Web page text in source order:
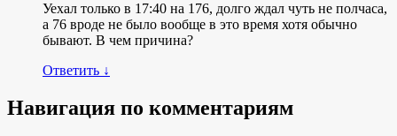
Уехал только в 17:40 на 176, долго ждал чуть не полчаса,
а 76 вроде не было вообще в это время хотя обычно
бывают. В чем причина?
Ответить ↓
Навигация по комментариям